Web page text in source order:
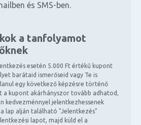
és SMS-ben.
a tanfolyamot
esetén 5.000 Ft értékű kupont
barátaid ismerőseid vagy Te is
egy következő képzésre történő
a kupont akárhányszor tovább adhatod,
kedvezménnyel jelentkezhessenek
lap alján található "Jelentkezés"
lapot, majd küld el a